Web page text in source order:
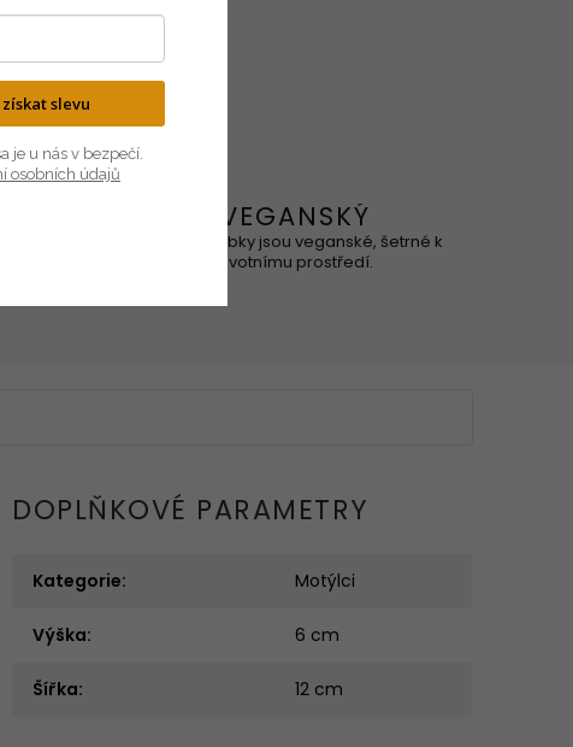
VEGANSKÝ
Naše výrobky jsou veganské, šetrné k
životnímu prostředí.
DOPLŇKOVÉ PARAMETRY
Kategorie: Motýlci
Výška: 6 cm
Šířka: 12 cm
slevu
je u nás v bezpečí.
osobních údajů